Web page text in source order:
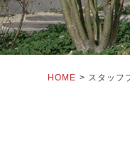
HOME スタッフ